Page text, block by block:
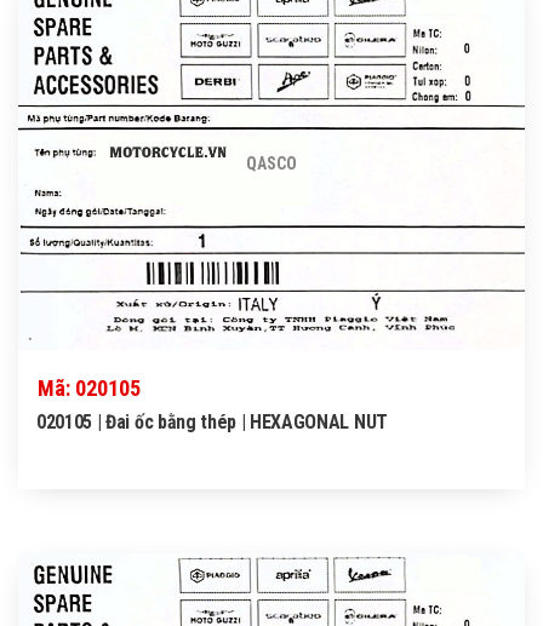
QASCO
Mã: 020105
020105 | Đai ốc bằng thép | HEXAGONAL NUT